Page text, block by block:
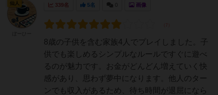
339名 5名 画像
8歳の子供を含む家族4人でプレイしました。子
供でも楽しめるシンプルなルールですぐに遊べ
るのが魅力です。お金がどんどん増えていく快
感があり、思わず夢中になります。他人のター
ンでも収入があるため、待ち時間が退屈になら
仙人